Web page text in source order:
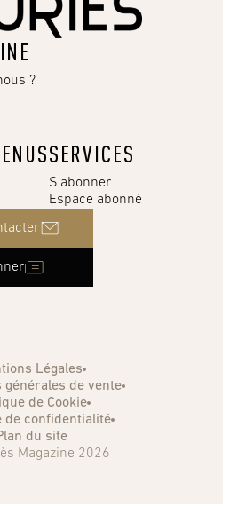
?
SERVICES
S'abonner
Espace abonné
Légales
générales de vente
de Cookie
de confidentialité
du site
Magazine 2026